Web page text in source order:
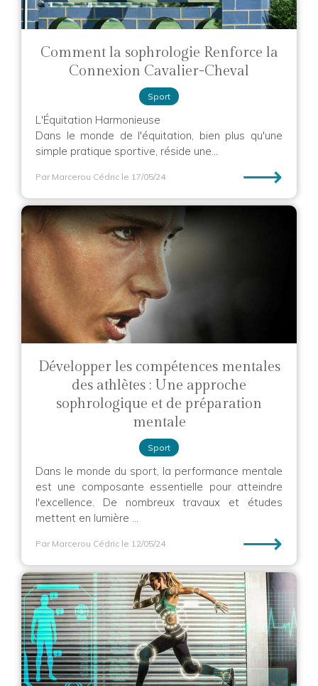
Comment la sophrologie Renforce la
Connexion Cavalier-Cheval
Sport
L'Équitation Harmonieuse
Dans le monde de l'équitation, bien plus qu'une
simple pratique sportive, réside une...
Par Marcerou Cédric le 17/05/24 ⟶
Développer les compétences mentales
des athlètes : Une approche
sophrologique et de préparation
mentale
Sport
Dans le monde du sport, la performance mentale
est une composante essentielle pour atteindre
l'excellence. De nombreux travaux et études
mettent en lumière ...
Par Marcerou Cédric le 12/05/24 ⟶